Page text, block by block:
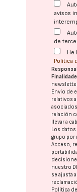
avisos
de
He
Política
Envío de
relativos
relación
llevar a
Los
grupo por
Acceso,
nuestro
se ajusta
Política